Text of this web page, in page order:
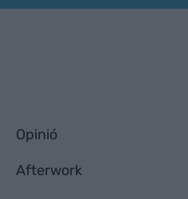
Opinió
Afterwork